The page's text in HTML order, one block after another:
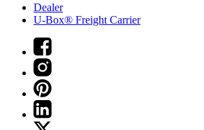
Dealer
U-Box® Freight Carrier